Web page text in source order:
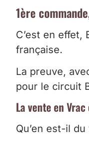
1ère
C’est en effet,
française.
La preuve,
pour le circuit
La vente en
Qu’en est-il du